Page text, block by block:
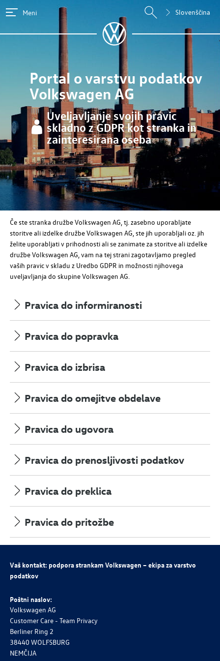
Meni Slovenščina
Portal o varstvu podatkov
Volkswagen AG
Uveljavljanje svojih pravic
skladno z GDPR kot stranka in
zainteresirana oseba
Če ste stranka družbeVolkswagen AG , tj. zasebno uporabljate
storitve ali izdelke družbeVolkswagen AG , ste jih uporabljali oz. jih
želite uporabljati v prihodnosti ali se zanimate za storitve ali izdelke
družbeVolkswagen AG , vam na tej strani zagotavljamo pregled
vaših pravic v skladu z Uredbo GDPR in možnosti njihovega
uveljavljanja do skupineVolkswagen AG
Pravica do informiranosti
Pravica do popravka
Pravica do izbrisa
Pravica do omejitve obdelave
Pravica do ugovora
Pravica do prenosljivosti podatkov
Pravica do preklica
Pravica do pritožbe
Vaš kontakt: podpora strankam Volkswagen – ekipa za varstvo
podatkov
Poštni naslov:
Volkswagen AG
Customer Care - Team Privacy
Berliner Ring 2
38440 WOLFSBURG
NEMČIJA